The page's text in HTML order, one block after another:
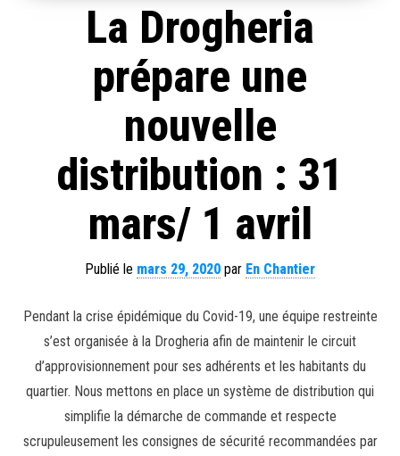
La Drogheria
prépare une
nouvelle
distribution : 31
mars/ 1 avril
Publié le mars 29, 2020 par En Chantier
Pendant la crise épidémique du Covid-19, une équipe restreinte
s’est organisée à la Drogheria afin de maintenir le circuit
d’approvisionnement pour ses adhérents et les habitants du
quartier. Nous mettons en place un système de distribution qui
simplifie la démarche de commande et respecte
scrupuleusement les consignes de sécurité recommandées par